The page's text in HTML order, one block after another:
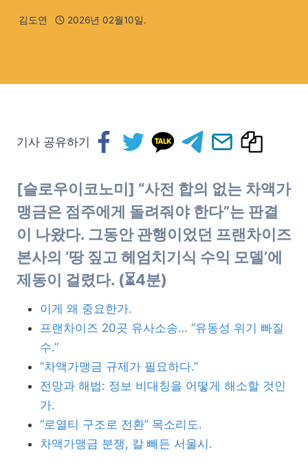
김도연 2026년 02월10일.
기사 공유하기
[슬로우이코노미] “사전 합의 없는 차액가
맹금은 점주에게 돌려줘야 한다”는 판결
이 나왔다. 그동안 관행이었던 프랜차이즈
본사의 ‘땅 짚고 헤엄치기식 수익 모델’에
제동이 걸렸다. (⏳4분)
이게 왜 중요한가.
프랜차이즈 20곳 유사소송… “유동성 위기 빠질
수.”
“차액가맹금 규제가 필요하다.”
전망과 해법: 정보 비대칭을 어떻게 해소할 것인
가.
“로열티 구조로 전환” 목소리도.
차액가맹금 분쟁, 칼 빼든 서울시.